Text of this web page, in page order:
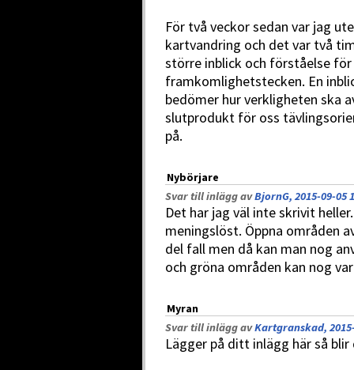
För två veckor sedan var jag
kartvandring och det var två
större inblick och förståelse
framkomlighetstecken. En
bedömer hur verkligheten ska
slutprodukt för oss
på.
Nybörjare
Svar till inlägg avBjornG, 2015-09-05
Det har jag väl inte skrivit
meningslöst. Öppna områden
del fall men då kan man nog
och gröna områden kan nog
Myran
Svar till inlägg avKartgranskad,
Lägger på ditt inlägg här så